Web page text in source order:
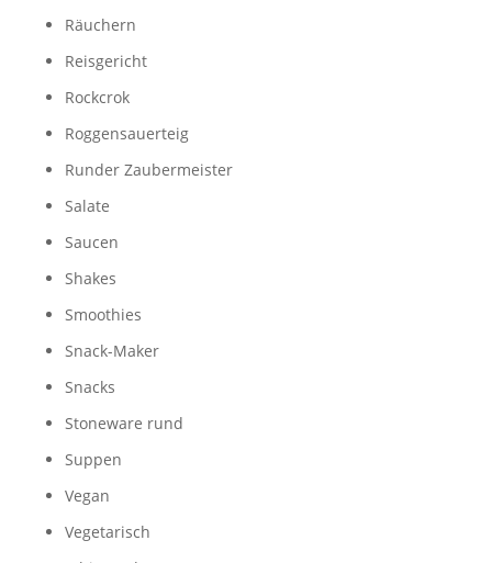
Räuchern
Reisgericht
Rockcrok
Roggensauerteig
Runder Zaubermeister
Salate
Saucen
Shakes
Smoothies
Snack-Maker
Snacks
Stoneware rund
Suppen
Vegan
Vegetarisch